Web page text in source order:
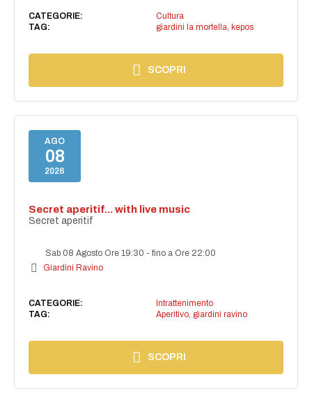
CATEGORIE:
Cultura
TAG:
giardini la mortella, kepos
SCOPRI
AGO
08
2026
Secret aperitif... with live music
Secret aperitif
Sab 08 Agosto Ore 19:30 -fino a Ore 22:00
Giardini Ravino
CATEGORIE:
Intrattenimento
TAG:
Aperitivo, giardini ravino
SCOPRI